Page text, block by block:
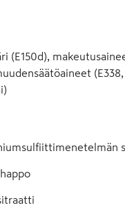
(E150d),
(E338,